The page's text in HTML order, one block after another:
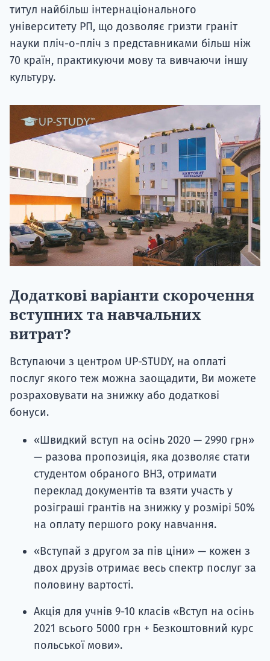
титул найбільш інтернаціонального
університету РП, що дозволяє гризти граніт
науки пліч-о-пліч з представниками більш ніж
70 країн, практикуючи мову та вивчаючи іншу
культуру.
Додаткові варіанти скорочення
вступних та навчальних
витрат?
Вступаючи з центром UP-STUDY, на оплаті
послуг якого теж можна заощадити, Ви можете
розраховувати на знижку або додаткові
бонуси.
«Швидкий вступ на осінь 2020 — 2990 грн»
— разова пропозиція, яка дозволяє стати
студентом обраного ВНЗ, отримати
переклад документів та взяти участь у
розіграші грантів на знижку у розмірі 50%
на оплату першого року навчання.
«Вступай з другом за пів ціни» — кожен з
двох друзів отримає весь спектр послуг за
половину вартості.
Акція для учнів 9-10 класів «Вступ на осінь
2021 всього 5000 грн + Безкоштовний курс
польської мови».